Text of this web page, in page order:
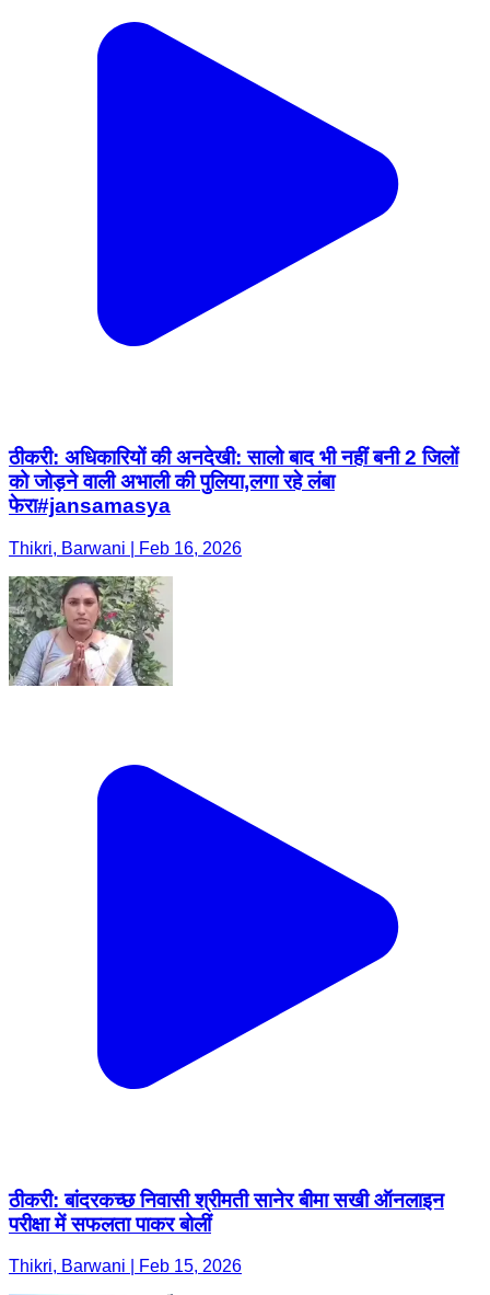
ठीकरी: अधिकारियों की अनदेखी: सालो बाद भी नहीं बनी 2 जिलों
को जोड़ने वाली अभाली की पुलिया,लगा रहे लंबा
फेरा#jansamasya
Thikri, Barwani | Feb 16, 2026
ठीकरी: बांदरकच्छ निवासी श्रीमती सानेर बीमा सखी ऑनलाइन
परीक्षा में सफलता पाकर बोलीं
Thikri, Barwani | Feb 15, 2026